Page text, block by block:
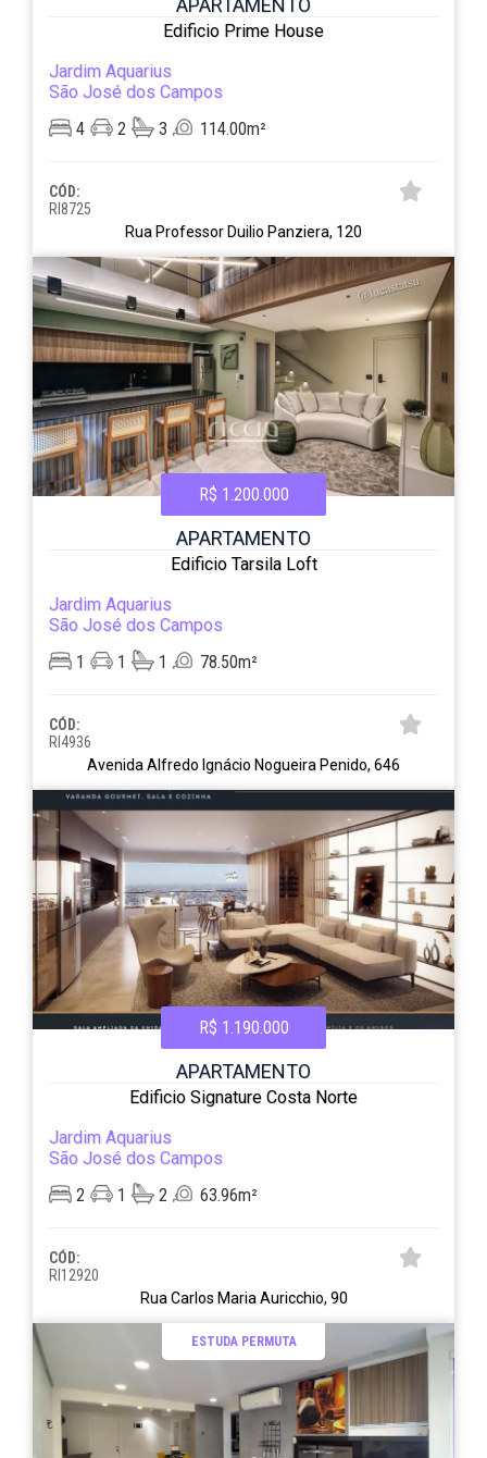
APARTAMENTO
Edificio Prime House
Jardim Aquarius
São José dos Campos
4
2 3 114.00m²
CÓD:
RI8725
Rua Professor Duilio Panziera, 120
R$ 1.200.000
APARTAMENTO
Edificio Tarsila Loft
Jardim Aquarius
São José dos Campos
1
1 1 78.50m²
CÓD:
RI4936
Avenida Alfredo Ignácio Nogueira Penido, 646
R$ 1.190.000
APARTAMENTO
Edificio Signature Costa Norte
Jardim Aquarius
São José dos Campos
2
1 2 63.96m²
CÓD:
RI12920
Rua Carlos Maria Auricchio, 90
ESTUDA PERMUTA